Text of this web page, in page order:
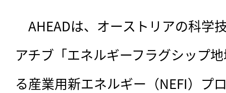
AHEADは、 オーストリアの科学
アチブ「エネルギーフラグシップ
る産業用新エネルギー（NEFI）プ